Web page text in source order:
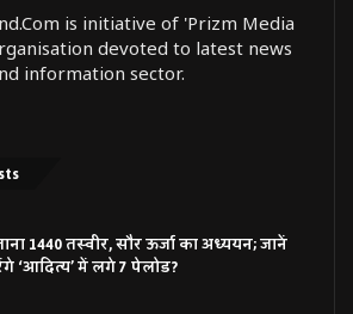
is initiative of 'Prizm Media
devoted to latest news
information sector.
1440 तस्वीर, सौर ऊर्जा का अध्ययन; जानें
‘आदित्य’ में लगे 7 पेलोड?